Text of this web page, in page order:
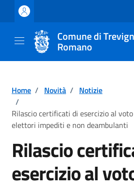
Vai ai contenuti
Vai al footer
Comune di
Romano
Home / Novità / Notizie
/
Rilascio certificati di esercizio al
elettori impediti e non deambulanti
Rilascio
esercizio al